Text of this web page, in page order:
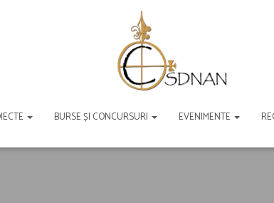
BURSE ȘI CONCURSURI EVENIMENTE